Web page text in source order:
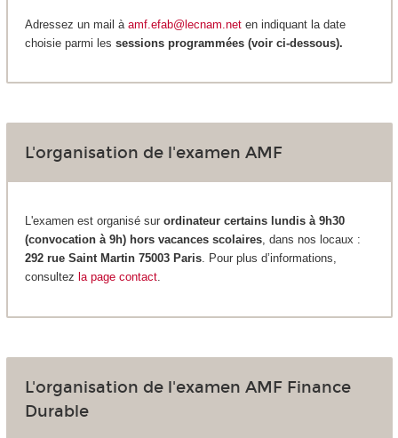
Adressez un mail à amf.efab@lecnam.neten indiquant la date
choisie parmi les sessions programmées (voir ci-dessous).
L'organisation de l'examen AMF
L'examen est organisé sur ordinateur certains lundis à 9h30
(convocation à 9h) hors vacances scolaires, dans nos locaux :
292 rue Saint Martin 75003 Paris. Pour plus d’informations,
consultez la page contact.
L'organisation de l'examen AMF Finance
Durable